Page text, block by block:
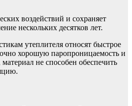
воздействий и сохраняет
нескольких десятков лет.
утеплителя относят быстрое
хорошую паропроницаемость и
не способен обеспечить